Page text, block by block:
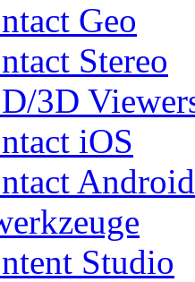
Geo
Stereo
3D
iOS
Android
Studio